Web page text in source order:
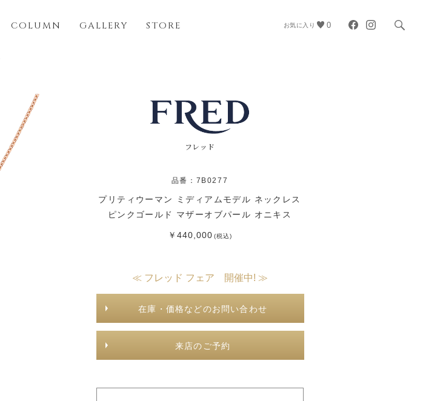
COLUMN GALLERY STORE お気に入り 0
フレッド
品番：7B0277
プリティウーマン ミディアムモデル ネックレス
ピンクゴールド マザーオブパール オニキス
￥440,000(税込)
≪ フレッド フェア 開催中! ≫
在庫・価格などのお問い合わせ
来店のご予約